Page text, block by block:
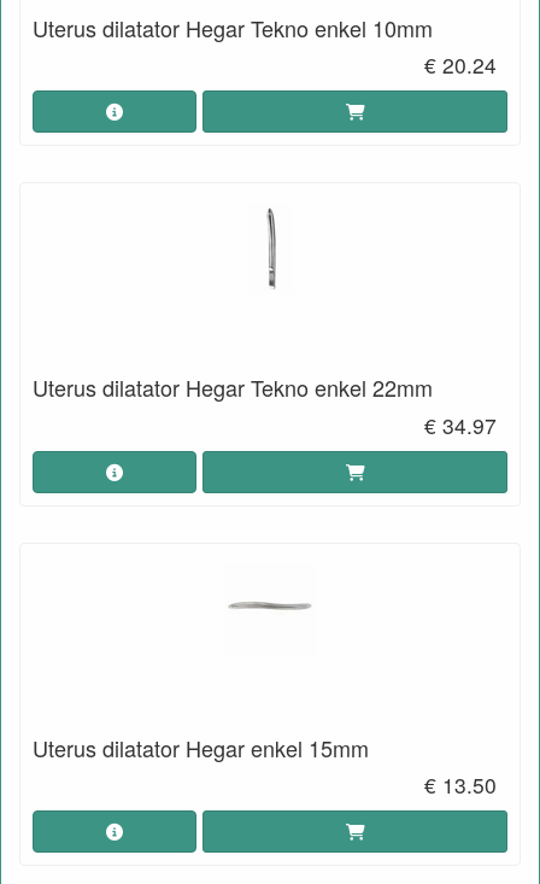
Uterus dilatator Hegar Tekno enkel 10mm
€ 20.24
Uterus dilatator Hegar Tekno enkel 22mm
€ 34.97
Uterus dilatator Hegar enkel 15mm
€ 13.50